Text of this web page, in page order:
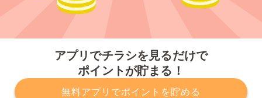
アプリでチラシを見るだけで
ポイントが貯まる！
無料アプリでポイントを貯める